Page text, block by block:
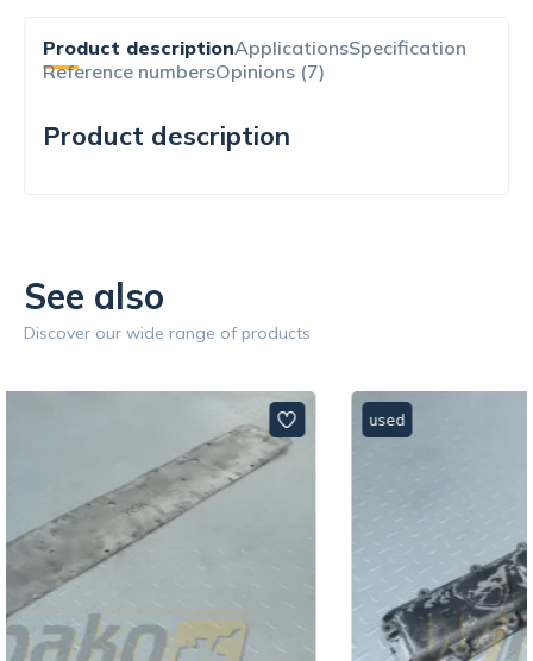
Product descriptionApplicationsSpecification
Reference numbersOpinions (7)
Product description
See also
Discover our wide range of products